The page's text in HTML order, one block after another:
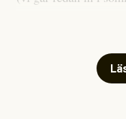
Har du också panik i
mardröm? Bra, allt